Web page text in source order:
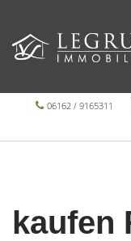
06162 / 9165311
kaufen